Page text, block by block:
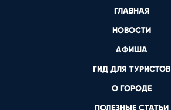
ГЛАВНАЯ
НОВОСТИ
АФИША
ГИД ДЛЯ ТУРИСТОВ
О ГОРОДЕ
ПОЛЕЗНЫЕ СТАТЬИ